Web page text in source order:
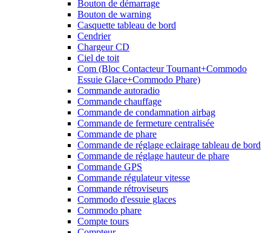
Bouton de démarrage
Bouton de warning
Casquette tableau de bord
Cendrier
Chargeur CD
Ciel de toit
Com (Bloc Contacteur Tournant+Commodo
Essuie Glace+Commodo Phare)
Commande autoradio
Commande chauffage
Commande de condamnation airbag
Commande de fermeture centralisée
Commande de phare
Commande de réglage eclairage tableau de bord
Commande de réglage hauteur de phare
Commande GPS
Commande régulateur vitesse
Commande rétroviseurs
Commodo d'essuie glaces
Commodo phare
Compte tours